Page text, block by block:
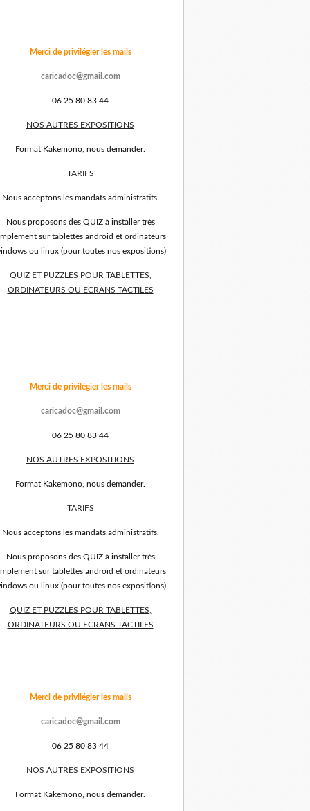
Merci de privilégier les mails
caricadoc@gmail.com
06 25 80 83 44
NOS AUTRES EXPOSITIONS
Format Kakemono, nous demander.
TARIFS
Nous acceptons les mandats administratifs.
Nous proposons des QUIZ à installer très
sur tablettes android et ordinateurs
ou linux (pour toutes nos expositions)
QUIZ ET PUZZLES POUR TABLETTES,
ORDINATEURS OU ECRANS TACTILES
Merci de privilégier les mails
caricadoc@gmail.com
06 25 80 83 44
NOS AUTRES EXPOSITIONS
Format Kakemono, nous demander.
TARIFS
Nous acceptons les mandats administratifs.
Nous proposons des QUIZ à installer très
sur tablettes android et ordinateurs
ou linux (pour toutes nos expositions)
QUIZ ET PUZZLES POUR TABLETTES,
ORDINATEURS OU ECRANS TACTILES
Merci de privilégier les mails
caricadoc@gmail.com
06 25 80 83 44
NOS AUTRES EXPOSITIONS
Format Kakemono, nous demander.